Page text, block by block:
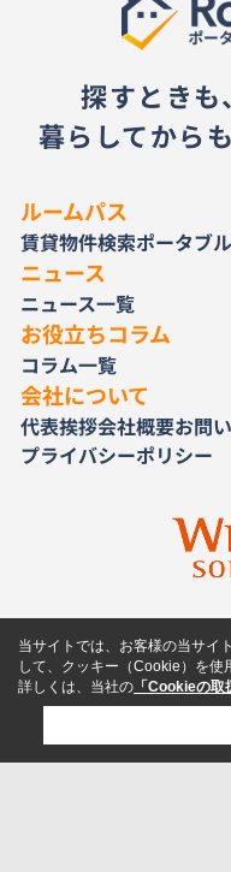
探すときも
暮らしてから
ルームパス
賃貸物件検索ポータブ
ニュース
ニュース一覧
お役立ちコラム
コラム一覧
会社について
代表挨拶会社概要お問
プライバシーポリシー
当サイトでは、お客様の当サイ
して、クッキー（Cookie）を使
詳しくは、当社の 「Cookieの取